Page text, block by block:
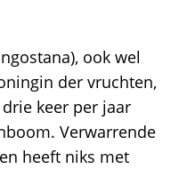
ook wel
der vruchten,
keer per jaar
Verwarrende
heeft niks met